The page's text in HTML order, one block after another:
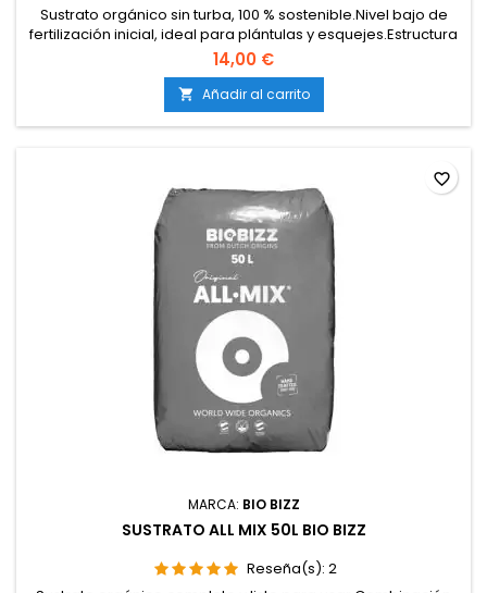
Sustrato orgánico sin turba, 100 % sostenible.Nivel bajo de
fertilización inicial, ideal para plántulas y esquejes.Estructura
ligera y aireada que potencia el crecimiento radicular.Gran
capacidad de drenaje y retención de agua.Compatible con
toda la gama de fertilizantes Biobizz.
14,00 €
 Añadir al carrito
MARCA: BIO BIZZ
SUSTRATO ALL MIX 50L BIO BIZZ
Reseña(s): 2
favorite_border